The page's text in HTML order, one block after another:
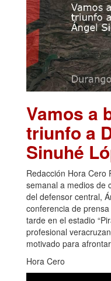
Vamos a
triunfo a
Sinuhé
Redacción Hora Cero
semanal a medios de
del defensor central,
conferencia de
tarde en el estadio
profesional
motivado para
Hora Cero